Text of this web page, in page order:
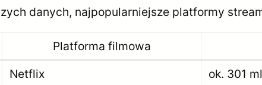
danych, najpopularniejsze platformy
Platforma filmowa
Netflix
ok. 301